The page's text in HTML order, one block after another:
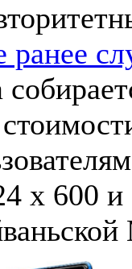
ранее
x 600